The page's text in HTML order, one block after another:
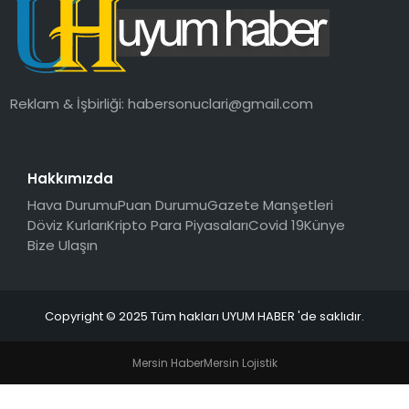
SAĞLIK
MAGAZIN
Reklam & İşbirliği:habersonuclari@gmail.com
Hakkımızda
Hava DurumuPuan DurumuGazete Manşetleri
Döviz KurlarıKripto Para PiyasalarıCovid 19Künye
Bize Ulaşın
Copyright © 2025 Tüm hakları UYUM HABER 'de saklıdır.
Mersin HaberMersin Lojistik